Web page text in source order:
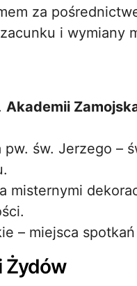
za
i wymiany
Akademii
pw. św. Jerzego –
misternymi
– miejsca
Żydów